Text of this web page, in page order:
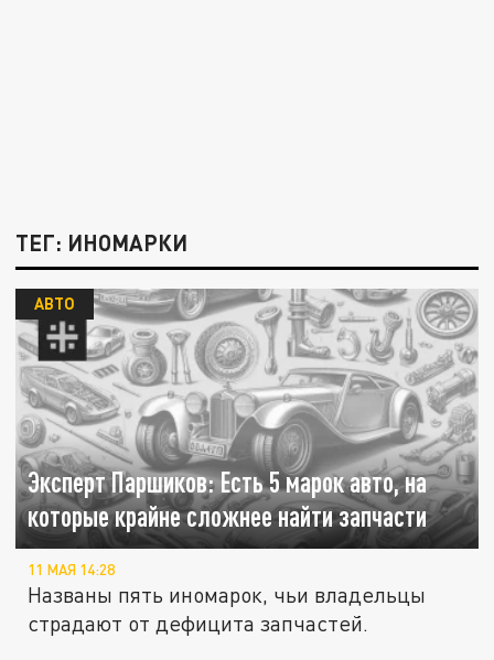
ТЕГ: ИНОМАРКИ
Эксперт Паршиков: Есть 5 марок авто, на
которые крайне сложнее найти запчасти
АВТО
11 МАЯ 14:28
Названы пять иномарок, чьи владельцы
страдают от дефицита запчастей.